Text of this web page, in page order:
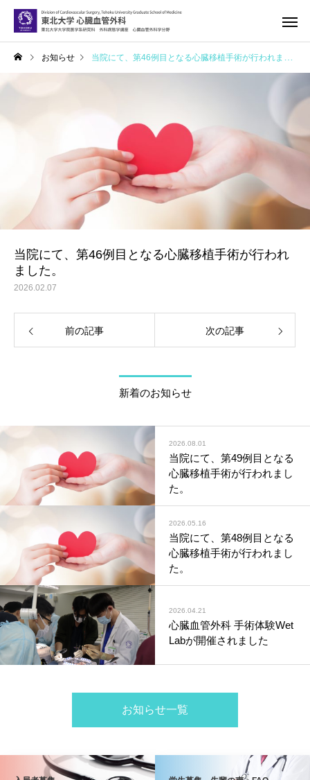
お知らせ 当院にて、第46例目となる心臓移植手術が行われました。
当院にて、第46例目となる心臓移植手術が行われ
ました。
2026.02.07
前の記事 次の記事
新着のお知らせ
2026.08.01
当院にて、第49例目となる
心臓移植手術が行われまし
た。
2026.05.16
当院にて、第48例目となる
心臓移植手術が行われまし
た。
2026.04.21
⼼臓⾎管外科 ⼿術体験Wet
Labが開催されました
お知らせ一覧